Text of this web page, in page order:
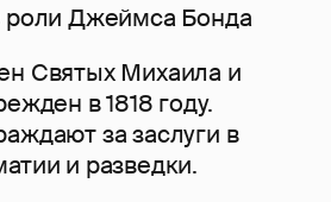
роли Джеймса Бонда
Святых Михаила и
в 1818 году.
за заслуги в
и разведки.